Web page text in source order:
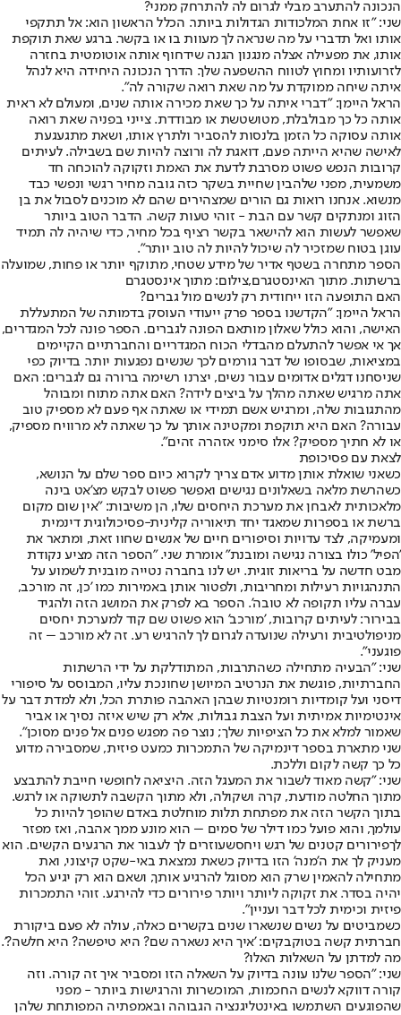
הנכונה להתערב מבלי לגרום לה להתרחק ממני?
שני: "זו אחת המלכודות הגדולות ביותר. הכלל הראשון הוא: אל תתקפי
אותו ואל תדברי על מה שנראה לך מעוות בו או בקשר. ברגע שאת תוקפת
אותו, את מפעילה אצלה מנגנון הגנה שידחוף אותה אוטומטית בחזרה
לזרועותיו ומחוץ לטווח ההשפעה שלך. הדרך הנכונה היחידה היא לנהל
איתה שיחה ממוקדת על מה שאת רואה שקורה לה".
הראל היימן: "דברי איתה על כך שאת מכירה אותה שנים, ומעולם לא ראית
אותה כל כך מבולבלת, מטושטשת או מבודדת. צייני בפניה שאת רואה
אותה עסוקה כל הזמן בלנסות להסביר ולתרץ אותו, ושאת מתגעגעת
לאישה שהיא הייתה פעם, דואגת לה ורוצה להיות שם בשבילה. לעיתים
קרובות הנפש פשוט מסרבת לדעת את האמת וזקוקה להוכחה חד
משמעית, מפני שלהבין שחיית בשקר כזה גובה מחיר רגשי ונפשי כבד
מנשוא. אנחנו רואות גם הורים שמצהירים שהם לא מוכנים לסבול את בן
הזוג ומנתקים קשר עם הבת - זוהי טעות קשה. הדבר הטוב ביותר
שאפשר לעשות הוא להישאר בקשר רציף בכל מחיר, כדי שיהיה לה תמיד
עוגן בטוח שמזכיר לה שיכול להיות לה טוב יותר".
הספר מתחרה בשטף אדיר של מידע שטחי, מתוקף יותר או פחות, שמועלה
ברשתות. מתוך האינסטגרם,צילום: מתוך אינסטגרם
האם התופעה הזו ייחודית רק לנשים מול גברים?
הראל היימן: "הקדשנו בספר פרק ייעודי העוסק בדמותה של המתעללת
האישה, והוא כולל שאלון מותאם הפונה לגברים. הספר פונה לכל המגדרים,
אך אי אפשר להתעלם מהבדלי הכוח המגדריים והחברתיים הקיימים
במציאות, שבסופו של דבר גורמים לכך שנשים נפגעות יותר. בדיוק כפי
שניסחנו דגלים אדומים עבור נשים, יצרנו רשימה ברורה גם לגברים: האם
אתה מרגיש שאתה מהלך על ביצים לידה? האם אתה מתוח ומבוהל
מהתגובות שלה, ומרגיש אשם תמידי או שאתה אף פעם לא מספיק טוב
עבורה? האם היא תוקפת ומקטינה אותך על כך שאתה לא מרוויח מספיק,
או לא חתיך מספיק? אלו סימני אזהרה זהים".
לצאת עם פסיכופת
כשאני שואלת אותן מדוע אדם צריך לקרוא כיום ספר שלם על הנושא,
כשהרשת מלאה בשאלונים נגישים ואפשר פשוט לבקש מצ'אט בינה
מלאכותית לאבחן את מערכת היחסים שלו, הן משיבות: "אין שום מקום
ברשת או בספרות שמאגד יחד תיאוריה קלינית-פסיכולוגית דינמית
ומעמיקה, לצד עדויות וסיפורים חיים של אנשים שחוו זאת, ומתאר את
'הפיל' כולו בצורה נגישה ומובנת" אומרת שני. "הספר הזה מציע נקודת
מבט חדשה על בריאות זוגית. יש לנו בחברה נטייה מובנית לשמוע על
התנהגויות רעילות ומחריבות, ולפטור אותן באמירות כמו 'כן, זה מורכב,
עברה עליו תקופה לא טובה'. הספר בא לפרק את המושג הזה ולהגיד
בבירור: לעיתים קרובות, 'מורכב' הוא פשוט שם קוד למערכת יחסים
מניפולטיבית ורעילה שנועדה לגרום לך להרגיש רע. זה לא מורכב – זה
פוגעני".
שני: "הבעיה מתחילה כשהתרבות, המתודלקת על ידי הרשתות
החברתיות, פוגשת את הנרטיב המיושן שחונכת עליו, המבוסס על סיפורי
דיסני ועל קומדיות רומנטיות שבהן האהבה פותרת הכל, ולא למדת דבר על
אינטימיות אמיתית ועל הצבת גבולות, אלא רק שיש איזה נסיך או אביר
שאמור למלא את כל הציפיות שלך; נוצר פה מפגש פנים אל פנים מסוכן".
שני מתארת בספר דינמיקה של התמכרות כמעט פיזית, שמסבירה מדוע
כל כך קשה לקום וללכת.
שני: "קשה מאוד לשבור את המעגל הזה. היציאה לחופשי חייבת להתבצע
מתוך החלטה מודעת, קרה ושקולה, ולא מתוך הקשבה לתשוקה או לרגש.
בתוך הקשר הזה את מפתחת תלות מוחלטת באדם שהופך להיות כל
עולמך, והוא פועל כמו דילר של סמים – הוא מונע ממך אהבה, ואז מפזר
לךפירורים קטנים של רגש ויחסשעוזרים לך לעבור את הרגעים הקשים. הוא
מעניק לך את ה'מנה' הזו בדיוק כשאת נמצאת באי-שקט קיצוני, ואת
מתחילה להאמין שרק הוא מסוגל להרגיע אותך, ושאם הוא רק יגיע הכל
יהיה בסדר. את זקוקה ליותר ויותר פירורים כדי להירגע. זוהי התמכרות
פיזית וכימית לכל דבר ועניין".
כשמביטים על נשים שנשארו שנים בקשרים כאלה, עולה לא פעם ביקורת
חברתית קשה בטוקבקים: 'איך היא נשארה שם? היא טיפשה? היא חלשה?'.
מה למדתן על השאלות האלו?
שני: "הספר שלנו עונה בדיוק על השאלה הזו ומסביר איך זה קורה. וזה
קורה דווקא לנשים החכמות, המוכשרות והרגישות ביותר - מפני
שהפוגעים השתמשו באינטליגנציה הגבוהה ובאמפתיה המפותחת שלהן